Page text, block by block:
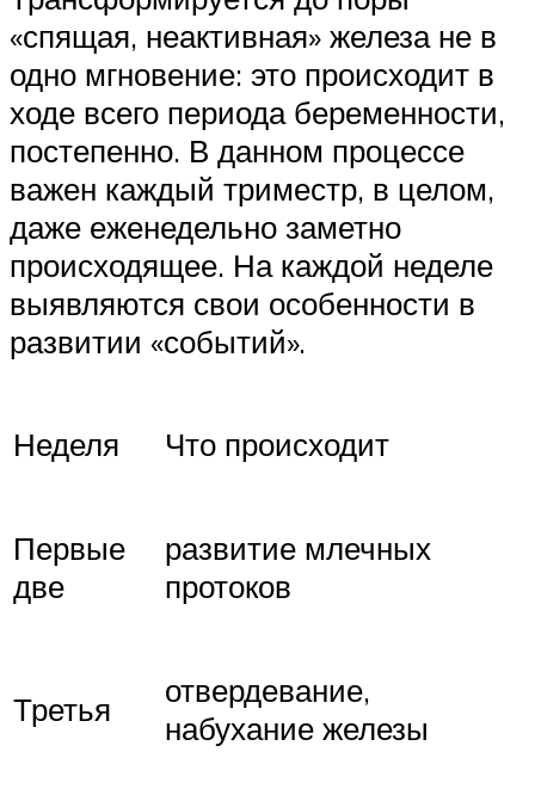
«спящая, неактивная» железа не в
одно мгновение: это происходит в
ходе всего периода беременности,
постепенно. В данном процессе
важен каждый триместр, в целом,
даже еженедельно заметно
происходящее. На каждой неделе
выявляются свои особенности в
развитии «событий».
Неделя Что происходит
Первые
две
развитие млечных
протоков
Третья
отвердевание,
набухание железы